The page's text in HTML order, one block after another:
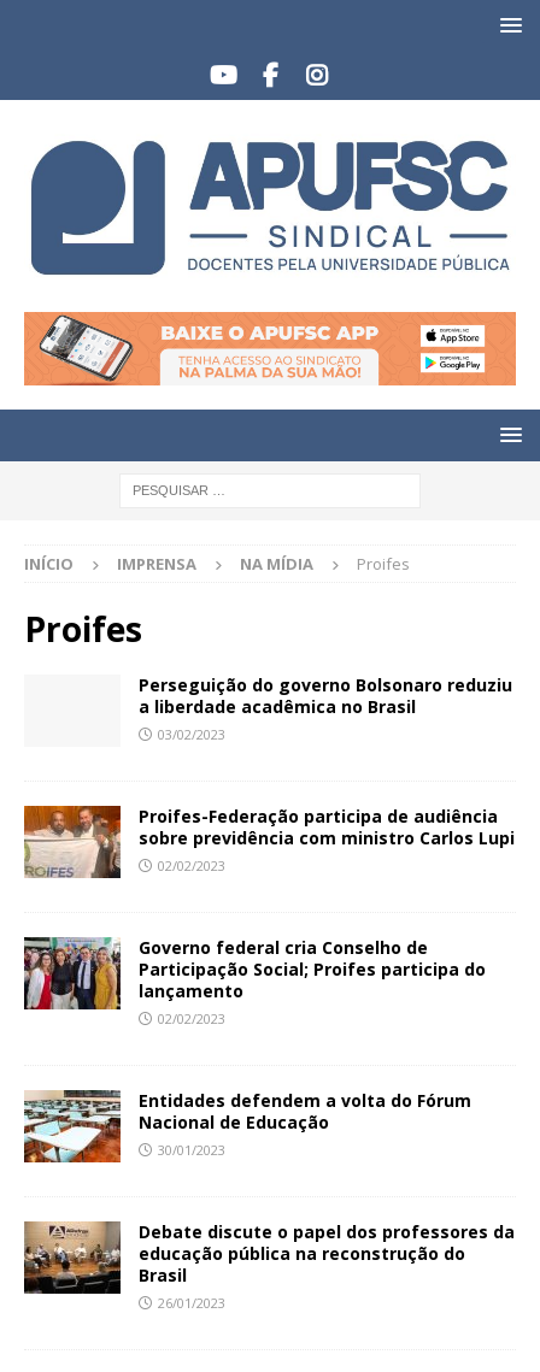
INÍCIO IMPRENSA NA MÍDIA Proifes
Proifes
Perseguição do governo Bolsonaro reduziu
a liberdade acadêmica no Brasil
03/02/2023
Proifes-Federação participa de audiência
sobre previdência com ministro Carlos Lupi
02/02/2023
Governo federal cria Conselho de
Participação Social; Proifes participa do
lançamento
02/02/2023
Entidades defendem a volta do Fórum
Nacional de Educação
30/01/2023
Debate discute o papel dos professores da
educação pública na reconstrução do
Brasil
26/01/2023